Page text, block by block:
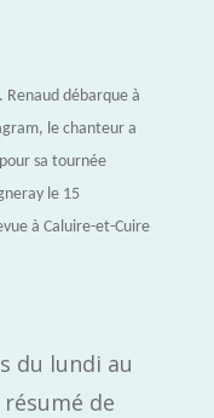
débarque à
le chanteur a
sa tournée
le 15
à Caluire-et-Cuire
du lundi au
de